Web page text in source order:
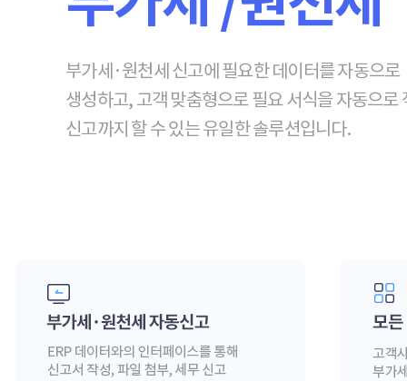
부가세·원천세 신고에 필요한 데이터를 자동으로
생성하고, 고객 맞춤형으로 필요 서식을 자동으로
신고까지 할 수 있는 유일한 솔루션입니다.